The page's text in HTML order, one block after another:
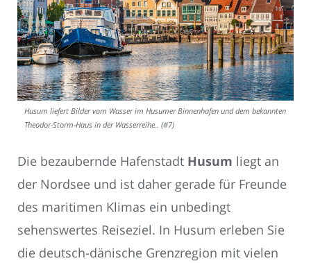
Husum liefert Bilder vom Wasser im Husumer Binnenhafen und dem bekannten
Theodor-Storm-Haus in der Wasserreihe.. (#7)
Die bezaubernde Hafenstadt Husum liegt an
der Nordsee und ist daher gerade für Freunde
des maritimen Klimas ein unbedingt
sehenswertes Reiseziel. In Husum erleben Sie
die deutsch-dänische Grenzregion mit vielen